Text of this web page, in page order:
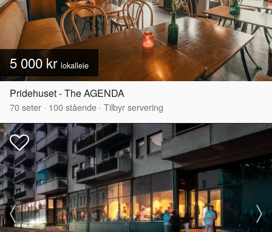
5 000 kr lokalleie
Pridehuset - The AGENDA
70seter · 100stående · Tilbyr servering